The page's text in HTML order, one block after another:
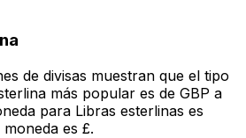
de divisas muestran que el tipo
más popular es de GBP a
para Libras esterlinas es
es £.